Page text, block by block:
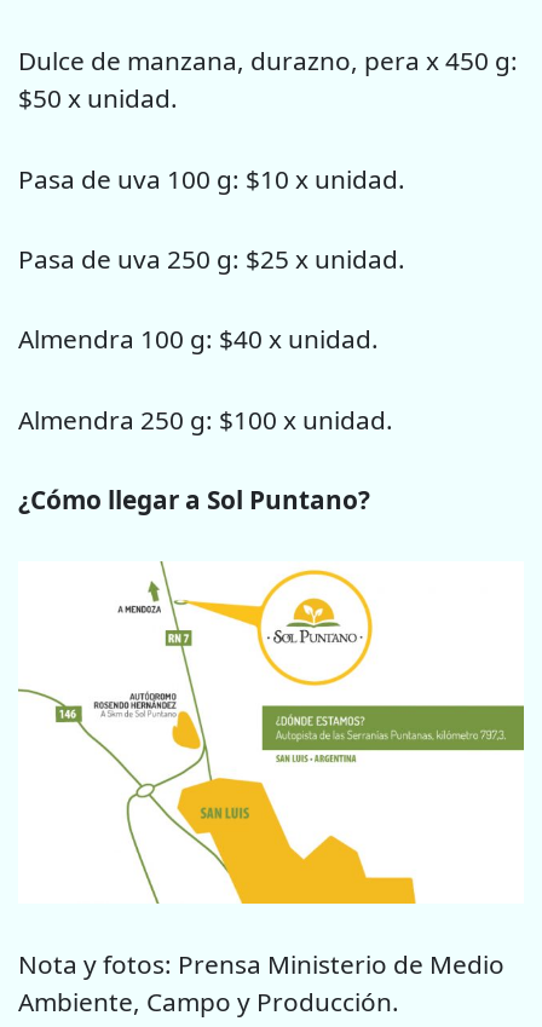
Dulce de manzana, durazno, pera x 450 g:
$50 x unidad.
Pasa de uva 100 g: $10 x unidad.
Pasa de uva 250 g: $25 x unidad.
Almendra 100 g: $40 x unidad.
Almendra 250 g: $100 x unidad.
¿Cómo llegar a Sol Puntano?
Nota y fotos: Prensa Ministerio de Medio
Ambiente, Campo y Producción.